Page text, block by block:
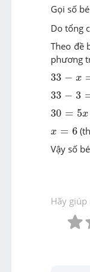
Gọi số
Do tổng
Theo đề
phương
33 − x
33 =4 x
33 − 3
33 =4 x
30 = 5x
30 =5 x
x = 6
x=6
Vậy số
Hãy